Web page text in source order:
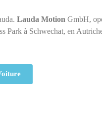
Lauda Motion GmbH,
Park à Schwechat, en